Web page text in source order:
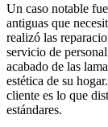
Un caso notable
antiguas que
realizó las
servicio de
acabado de las
estética de su
cliente es lo que
estándares.